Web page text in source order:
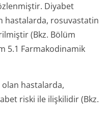
Diyabet
hastalarda, rosuvastatin
(Bkz. Bölüm
5.1 Farmakodinamik
olan hastalarda,
riski ile ilişkilidir (Bkz.